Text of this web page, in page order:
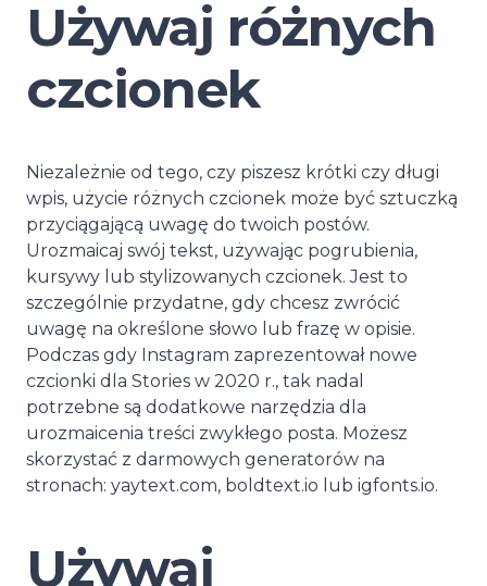
Używaj różnych
czcionek
Niezależnie od tego, czy piszesz krótki czy długi
wpis, użycie różnych czcionek może być sztuczką
przyciągającą uwagę do twoich postów.
Urozmaicaj swój tekst, używając pogrubienia,
kursywy lub stylizowanych czcionek. Jest to
szczególnie przydatne, gdy chcesz zwrócić
uwagę na określone słowo lub frazę w opisie.
Podczas gdy Instagram zaprezentował nowe
czcionki dla Stories w 2020 r., tak nadal
potrzebne są dodatkowe narzędzia dla
urozmaicenia treści zwykłego posta. Możesz
skorzystać z darmowych generatorów na
stronach: yaytext.com, boldtext.io lub igfonts.io.
Używaj